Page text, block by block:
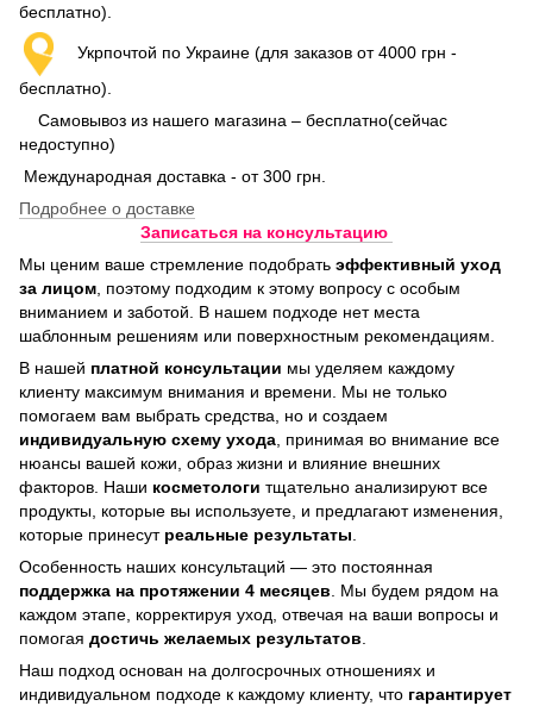
бесплатно).
Укрпочтой по Украине (для заказов от 4000 грн -
бесплатно).
Самовывоз из нашего магазина – бесплатно(сейчас
недоступно)
Международная доставка - от 300 грн.
Подробнее о доставке
Записаться на консультацию
Мы ценим ваше стремление подобрать эффективный уход
за лицом , поэтому подходим к этому вопросу с особым
вниманием и заботой. В нашем подходе нет места
шаблонным решениям или поверхностным рекомендациям.
В нашей платной консультации мы уделяем каждому
клиенту максимум внимания и времени. Мы не только
помогаем вам выбрать средства, но и создаем
индивидуальную схему ухода , принимая во внимание все
нюансы вашей кожи, образ жизни и влияние внешних
факторов. Наши косметологи тщательно анализируют все
продукты, которые вы используете, и предлагают изменения,
которые принесут реальные результаты
Особенность наших консультаций — это постоянная
поддержка на протяжении 4 месяцев . Мы будем рядом на
каждом этапе, корректируя уход, отвечая на ваши вопросы и
помогая достичь желаемых результатов
Наш подход основан на долгосрочных отношениях и
индивидуальном подходе к каждому клиенту, что гарантирует